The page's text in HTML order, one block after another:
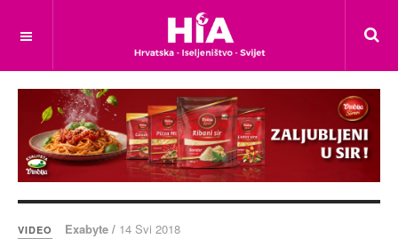
VIDEO Exabyte / 14 Svi 2018